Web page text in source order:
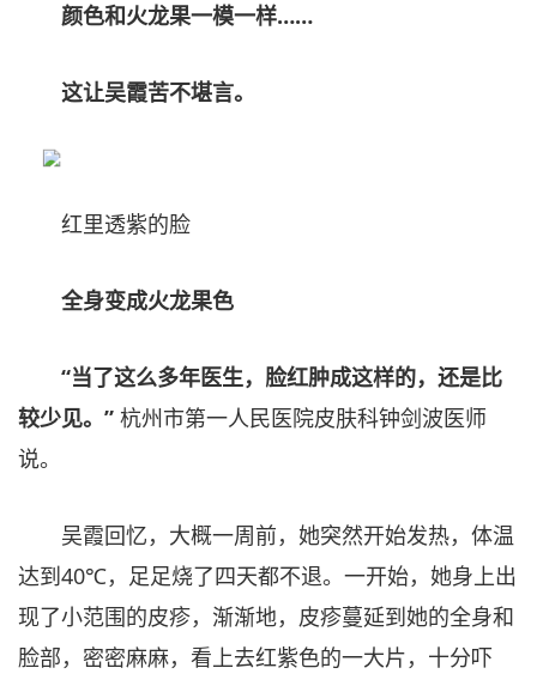
颜色和火龙果一模一样……
这让吴霞苦不堪言。
红里透紫的脸
全身变成火龙果色
“当了这么多年医生，脸红肿成这样的，还是比
较少见。” 杭州市第一人民医院皮肤科钟剑波医师
说。
吴霞回忆，大概一周前，她突然开始发热，体温
达到40℃，足足烧了四天都不退。一开始，她身上出
现了小范围的皮疹，渐渐地，皮疹蔓延到她的全身和
脸部，密密麻麻，看上去红紫色的一大片，十分吓